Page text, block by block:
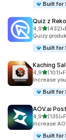
Built for
Quiz z
4,9na 5(432)
Łączna •
Quizy
Built for
Kaching
4,9na 5(101)
Łączna •
Increase
Built for
AOV.ai
4,9na 5(135)
Łączna •
Increase
Built for